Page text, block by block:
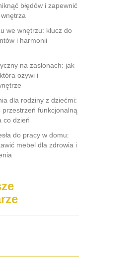
błędów i zapewnić
we wnętrzu: klucz do
i harmonii
na zasłonach: jak
ożywi i
dla rodziny z dziećmi:
przestrzeń funkcjonalną
co dzień
do pracy w domu:
mebel dla zdrowia i